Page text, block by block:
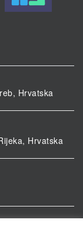
Hrvatska
Hrvatska